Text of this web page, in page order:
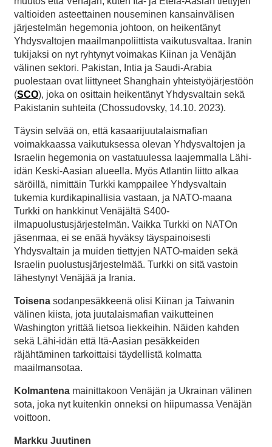
valtioiden asteettainen nouseminen kansainvälisen
järjestelmän hegemonia johtoon, on heikentänyt
Yhdysvaltojen maailmanpoliittista vaikutusvaltaa. Iranin
tukijaksi on nyt ryhtynyt voimakas Kiinan ja Venäjän
välinen sektori. Pakistan, Intia ja Saudi-Arabia
puolestaan ovat liittyneet Shanghain yhteistyöjärjestöön
(SCO), joka on osittain heikentänyt Yhdysvaltain sekä
Pakistanin suhteita (Chossudovsky, 14.10. 2023).
Täysin selvää on, että kasaarijuutalaismafian
voimakkaassa vaikutuksessa olevan Yhdysvaltojen ja
Israelin hegemonia on vastatuulessa laajemmalla Lähi-
idän Keski-Aasian alueella. Myös Atlantin liitto alkaa
säröillä, nimittäin Turkki kamppailee Yhdysvaltain
tukemia kurdikapinallisia vastaan, ja NATO-maana
Turkki on hankkinut Venäjältä S400-
ilmapuolustusjärjestelmän. Vaikka Turkki on NATOn
jäsenmaa, ei se enää hyväksy täyspainoisesti
Yhdysvaltain ja muiden tiettyjen NATO-maiden sekä
Israelin puolustusjärjestelmää. Turkki on sitä vastoin
lähestynyt Venäjää ja Irania.
Toisena sodanpesäkkeenä olisi Kiinan ja Taiwanin
välinen kiista, jota juutalaismafian vaikutteinen
Washington yrittää lietsoa liekkeihin. Näiden kahden
sekä Lähi-idän että Itä-Aasian pesäkkeiden
räjähtäminen tarkoittaisi täydellistä kolmatta
maailmansotaa.
Kolmantena mainittakoon Venäjän ja Ukrainan välinen
sota, joka nyt kuitenkin onneksi on hiipumassa Venäjän
voittoon.
Markku Juutinen